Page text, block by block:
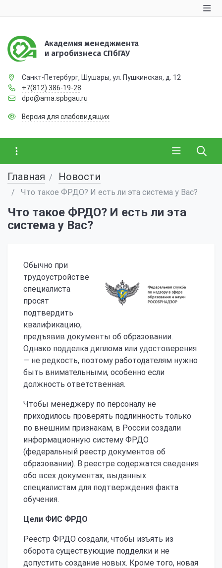
Академия менеджмента
и агробизнеса СПбГАУ
Санкт-Петербург, Шушары, ул. Пушкинская, д. 12
+7(812) 386-19-28
dpo@ama.spbgau.ru
Версия для слабовидящих
Главная Новости
Что такое ФРДО? И есть ли эта система у Вас?
Что такое ФРДО? И есть ли эта
система у Вас?
Обычно при
трудоустройстве
специалиста
просят
подтвердить
квалификацию,
предъявив документы об образовании.
Однако подделка диплома или удостоверения
— не редкость, поэтому работодателям нужно
быть внимательными, особенно если
должность ответственная.
Чтобы менеджеру по персоналу не
приходилось проверять подлинность только
по внешним признакам, в России создали
информационную систему ФРДО
(федеральный реестр документов об
образовании). В реестре содержатся сведения
обо всех документах, выданных
специалистам для подтверждения факта
обучения.
Цели ФИС ФРДО
Реестр ФРДО создали, чтобы изъять из
оборота существующие подделки и не
допустить создание новых. Кроме того, новая